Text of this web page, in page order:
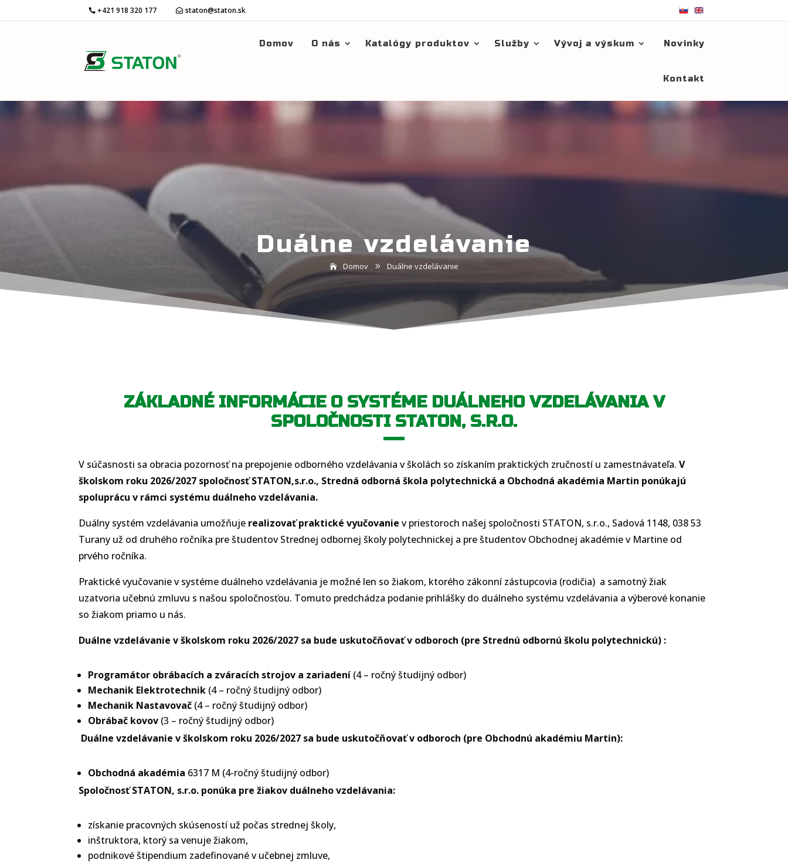
+421 918 320 177 staton@staton.sk
Domov O nás Katalógy produktov Služby Vývoj a výskum Novinky
Kontakt
Duálne vzdelávanie
Domov 9 Duálne vzdelávanie
ZÁKLADNÉ INFORMÁCIE O SYSTÉME DUÁLNEHO VZDELÁVANIA V
SPOLOČNOSTI STATON, S.R.O.
V súčasnosti sa obracia pozornosť na prepojenie odborného vzdelávania v školách so získaním praktických zručností u zamestnávateľa.V
školskom roku 2026/2027 spoločnosť STATON,s.r.o., Stredná odborná škola polytechnická a Obchodná akadémia Martin ponúkajú
spoluprácu v rámci systému duálneho vzdelávania.
Duálny systém vzdelávania umožňuje realizovať praktické vyučovanie v priestoroch našej spoločnosti STATON, s.r.o., Sadová 1148, 038 53
Turany už od druhého ročníka pre študentov Strednej odbornej školy polytechnickej a pre študentov Obchodnej akadémie v Martine od
prvého ročníka.
Praktické vyučovanie v systéme duálneho vzdelávania je možné len so žiakom, ktorého zákonní zástupcovia (rodičia) a samotný žiak
uzatvoria učebnú zmluvu s našou spoločnosťou. Tomuto predchádza podanie prihlášky do duálneho systému vzdelávania a výberové konanie
so žiakom priamo u nás.
Duálne vzdelávanie v školskom roku 2026/2027 sa bude uskutočňovať v odboroch (pre Strednú odbornú školu polytechnickú) :
Programátor obrábacích a zváracích strojov a zariadení (4 – ročný študijný odbor)
Mechanik Elektrotechnik (4 – ročný študijný odbor)
Mechanik Nastavovač (4 – ročný študijný odbor)
Obrábač kovov (3 – ročný študijný odbor)
Duálne vzdelávanie v školskom roku 2026/2027 sa bude uskutočňovať v odboroch (pre Obchodnú akadémiu Martin):
Obchodná akadémia 6317 M (4-ročný študijný odbor)
Spoločnosť STATON, s.r.o. ponúka pre žiakov duálneho vzdelávania:
získanie pracovných skúseností už počas strednej školy,
inštruktora, ktorý sa venuje žiakom,
podnikové štipendium zadefinované v učebnej zmluve,